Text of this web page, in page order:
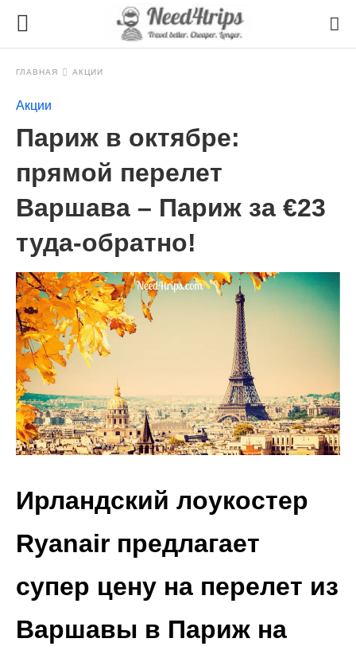
ГЛАВНАЯ АКЦИИ
Акции
Париж в октябре:
прямой перелет
Варшава – Париж за €23
туда-обратно!
Ирландский лоукостер
Ryanair предлагает
супер цену на перелет из
Варшавы в Париж на